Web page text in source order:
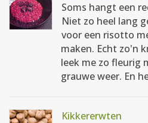
Soms hangt een
Niet zo heel lang
voor een risotto
maken. Echt zo'n
leek me zo fleurig
grauwe weer. En
Kikkererwten